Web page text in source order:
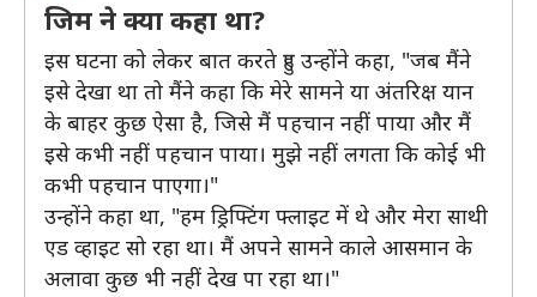
जिम ने क्या कहा था?
इस घटना को लेकर बात करते हुए उन्होंने कहा, "जब मैंने
इसे देखा था तो मैंने कहा कि मेरे सामने या अंतरिक्ष यान
के बाहर कुछ ऐसा है, जिसे मैं पहचान नहीं पाया और मैं
इसे कभी नहीं पहचान पाया। मुझे नहीं लगता कि कोई भी
कभी पहचान पाएगा।"
उन्होंने कहा था, "हम ड्रिफ्टिंग फ्लाइट में थे और मेरा साथी
एड व्हाइट सो रहा था। मैं अपने सामने काले आसमान के
अलावा कुछ भी नहीं देख पा रहा था।"